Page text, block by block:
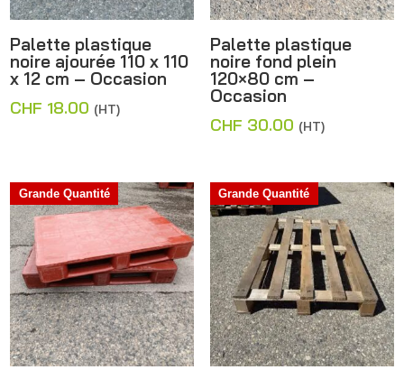
Palette plastique
noire ajourée 110 x 110
x 12 cm – Occasion
CHF 18.00 (HT)
Palette plastique
noire fond plein
120×80 cm –
Occasion
CHF 30.00 (HT)
Grande Quantité Grande Quantité